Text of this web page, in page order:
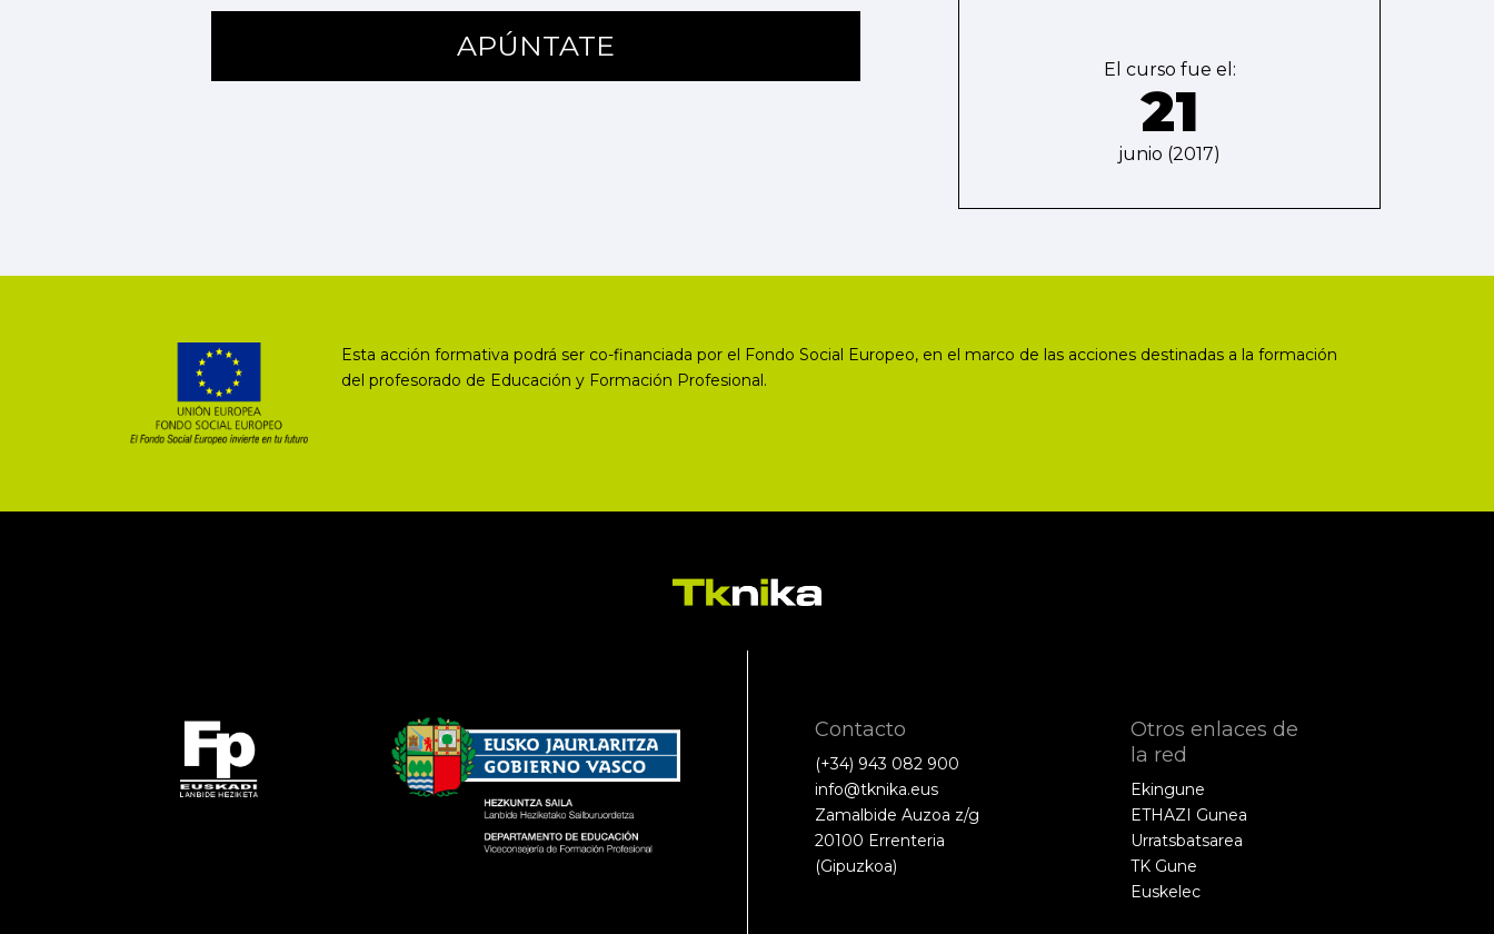
APÚNTATE
El curso fue el:
21
junio (2017)
Esta acción formativa podrá ser co-financiada por el Fondo Social Europeo, en el marco de las acciones destinadas a la formación
del profesorado de Educación y Formación Profesional.
Contacto
(+34) 943 082 900
info@tknika.eus
Zamalbide Auzoa z/g
20100 Errenteria
(Gipuzkoa)
Otros enlaces de
la red
Ekingune
ETHAZI Gunea
Urratsbatsarea
TK Gune
Euskelec